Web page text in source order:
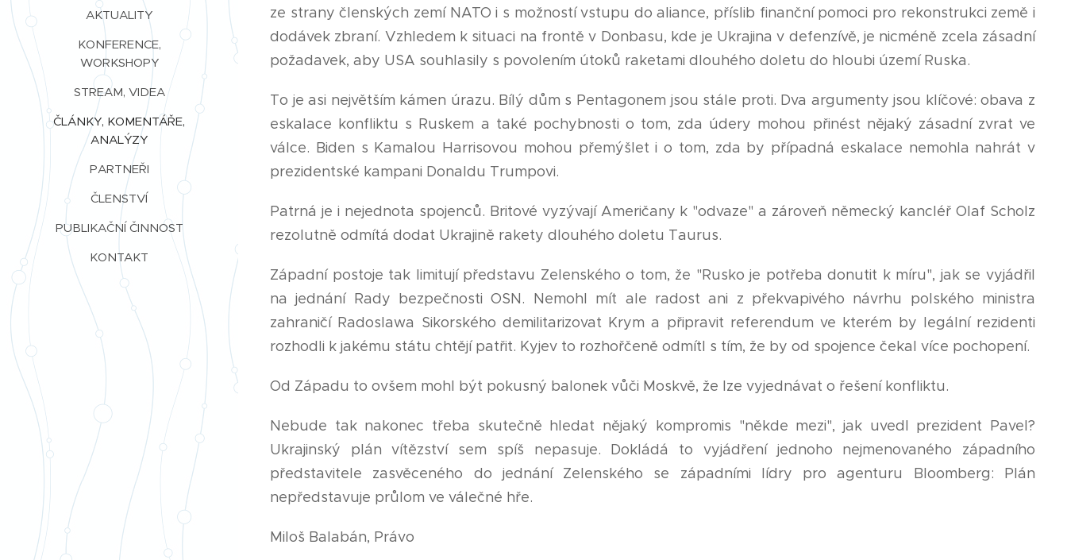
AKTUALITY
KONFERENCE,
WORKSHOPY
STREAM, VIDEA
ČLÁNKY, KOMENTÁŘE,
ANALÝZY
PARTNEŘI
ČLENSTVÍ
PUBLIKAČNÍ ČINNOST
KONTAKT
ze strany členských zemí NATO i s možností vstupu do aliance, příslib finanční pomoci pro rekonstrukci země i
dodávek zbraní. Vzhledem k situaci na frontě v Donbasu, kde je Ukrajina v defenzívě, je nicméně zcela zásadní
požadavek, aby USA souhlasily s povolením útoků raketami dlouhého doletu do hloubi území Ruska.
To je asi největším kámen úrazu. Bílý dům s Pentagonem jsou stále proti. Dva argumenty jsou klíčové: obava z
eskalace konfliktu s Ruskem a také pochybnosti o tom, zda údery mohou přinést nějaký zásadní zvrat ve
válce. Biden s Kamalou Harrisovou mohou přemýšlet i o tom, zda by případná eskalace nemohla nahrát v
prezidentské kampani Donaldu Trumpovi.
Patrná je i nejednota spojenců. Britové vyzývají Američany k "odvaze" a zároveň německý kancléř Olaf Scholz
rezolutně odmítá dodat Ukrajině rakety dlouhého doletu Taurus.
Západní postoje tak limitují představu Zelenského o tom, že "Rusko je potřeba donutit k míru", jak se vyjádřil
na jednání Rady bezpečnosti OSN. Nemohl mít ale radost ani z překvapivého návrhu polského ministra
zahraničí Radoslawa Sikorského demilitarizovat Krym a připravit referendum ve kterém by legální rezidenti
rozhodli k jakému státu chtějí patřit. Kyjev to rozhořčeně odmítl s tím, že by od spojence čekal více pochopení.
Od Západu to ovšem mohl být pokusný balonek vůči Moskvě, že lze vyjednávat o řešení konfliktu.
Nebude tak nakonec třeba skutečně hledat nějaký kompromis "někde mezi", jak uvedl prezident Pavel?
Ukrajinský plán vítězství sem spíš nepasuje. Dokládá to vyjádření jednoho nejmenovaného západního
představitele zasvěceného do jednání Zelenského se západními lídry pro agenturu Bloomberg: Plán
nepředstavuje průlom ve válečné hře.
Miloš Balabán, Právo